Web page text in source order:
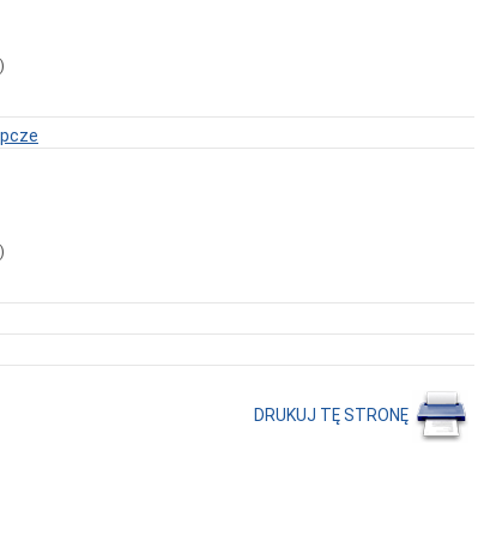
DRUKUJ TĘ STRONĘ